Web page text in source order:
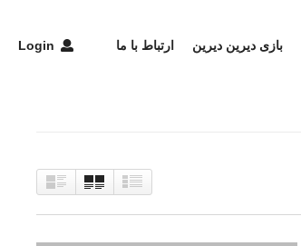
بازی دیرین دیرین ارتباط با ما